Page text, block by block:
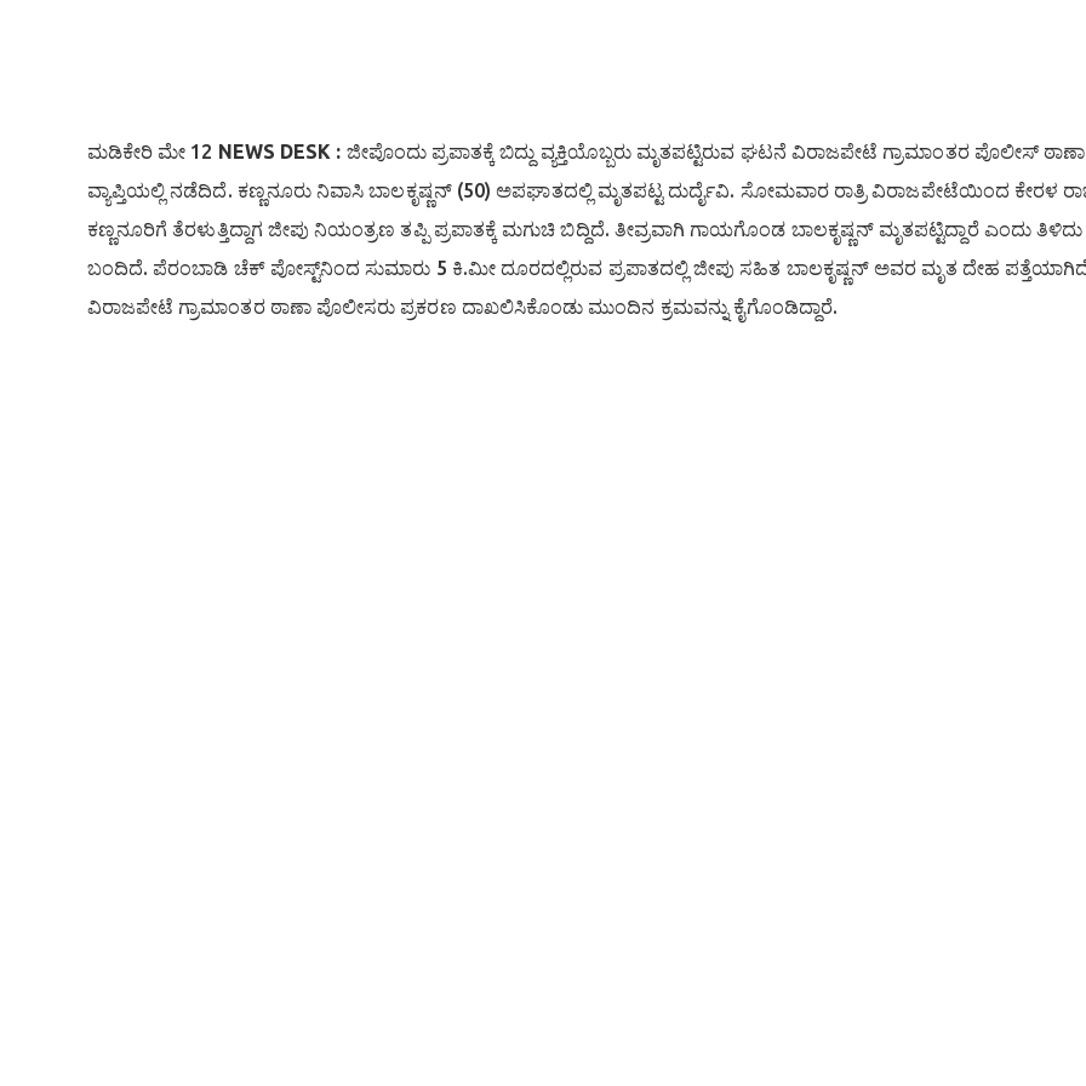
ಮಡಿಕೇರಿ ಮೇ 12 NEWS DESK : ಜೀಪೊಂದು ಪ್ರಪಾತಕ್ಕೆ ಬಿದ್ದು ವ್ಯಕ್ತಿಯೊಬ್ಬರು ಮೃತಪಟ್ಟಿರುವ ಘಟನೆ ವಿರಾಜಪೇಟೆ ಗ್ರಾಮಾಂತರ ಪೊಲೀಸ್ ಠಾಣಾ
ವ್ಯಾಪ್ತಿಯಲ್ಲಿ ನಡೆದಿದೆ. ಕಣ್ಣನೂರು ನಿವಾಸಿ ಬಾಲಕೃಷ್ಣನ್ (50) ಅಪಘಾತದಲ್ಲಿ ಮೃತಪಟ್ಟ ದುರ್ದೈವಿ. ಸೋಮವಾರ ರಾತ್ರಿ ವಿರಾಜಪೇಟೆಯಿಂದ ಕೇರಳ
ಕಣ್ಣನೂರಿಗೆ ತೆರಳುತ್ತಿದ್ದಾಗ ಜೀಪು ನಿಯಂತ್ರಣ ತಪ್ಪಿ ಪ್ರಪಾತಕ್ಕೆ ಮಗುಚಿ ಬಿದ್ದಿದೆ. ತೀವ್ರವಾಗಿ ಗಾಯಗೊಂಡ ಬಾಲಕೃಷ್ಣನ್ ಮೃತಪಟ್ಟಿದ್ದಾರೆ ಎಂದು ತಿಳಿದು
ಬಂದಿದೆ. ಪೆರಂಬಾಡಿ ಚೆಕ್ ಪೋಸ್ಟ್‌ನಿಂದ ಸುಮಾರು 5 ಕಿ.ಮೀ ದೂರದಲ್ಲಿರುವ ಪ್ರಪಾತದಲ್ಲಿ ಜೀಪು ಸಹಿತ ಬಾಲಕೃಷ್ಣನ್ ಅವರ ಮೃತ ದೇಹ
ವಿರಾಜಪೇಟೆ ಗ್ರಾಮಾಂತರ ಠಾಣಾ ಪೊಲೀಸರು ಪ್ರಕರಣ ದಾಖಲಿಸಿಕೊಂಡು ಮುಂದಿನ ಕ್ರಮವನ್ನು ಕೈಗೊಂಡಿದ್ದಾರೆ.